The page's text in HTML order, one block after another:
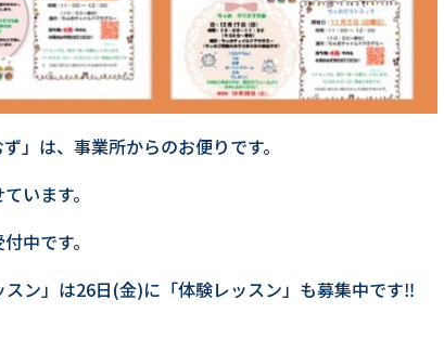
」は、事業所からのお便りです。
います。
中です。
ン」は26日(金)に「体験レッスン」も募集中です‼️